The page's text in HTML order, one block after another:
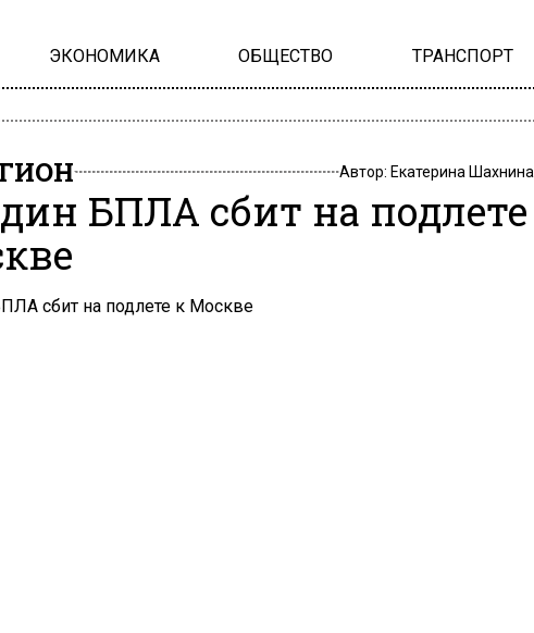
ЭКОНОМИКА ОБЩЕСТВО ТРАНСПОРТ
Автор: Екатерина Шахнина
БПЛА сбит на подлете